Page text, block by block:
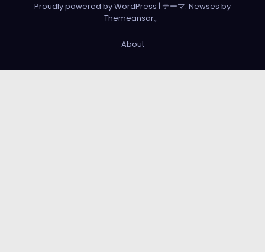
Proudly powered by WordPress | テーマ: Newses by
Themeansar。
About